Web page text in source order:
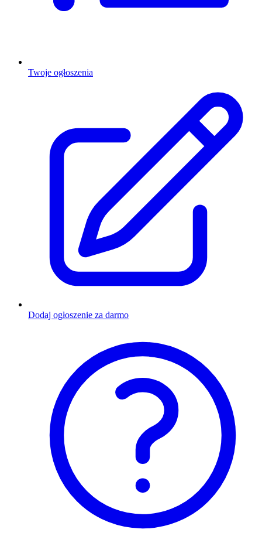
Twoje ogłoszenia
Dodaj ogłoszenie za darmo